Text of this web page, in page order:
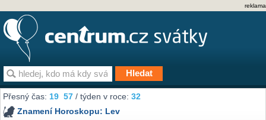
reklama
Přesný čas:19 57 / týden v roce:32
Znamení Horoskopu: Lev